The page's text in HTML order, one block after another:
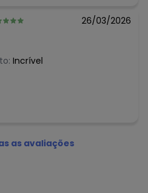
26/03/2026
Incrível
as avaliações